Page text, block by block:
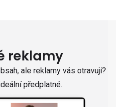
reklamy
ale reklamy vás otravují?
předplatné.